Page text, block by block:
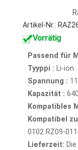
Artikel-Nr.:
Vorrätig
Passend für
Tyyppi : Li-ion
Spannung :
Kapazität :
Kompatibles
Kompatibel
0102 RZ09-
Lieferzeit: